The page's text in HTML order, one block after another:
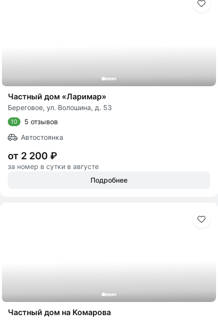
Частный дом «Ларимар»
Береговое, ул. Волошина, д. 53
10
5 отзывов
Автостоянка
от 2 200 ₽
за номер в сутки в августе
Подробнее
Частный дом на Комарова